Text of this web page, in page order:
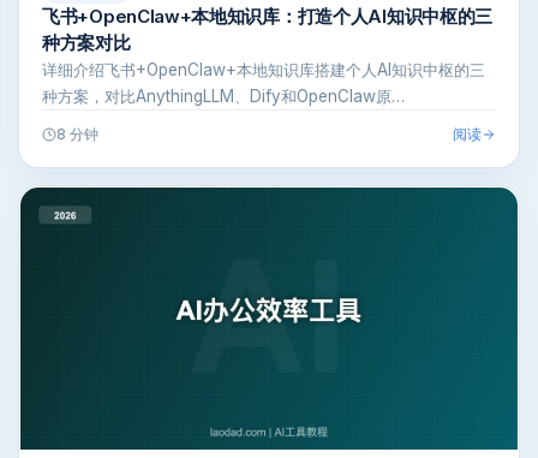
飞书+OpenClaw+本地知识库：打造个人AI知识中枢的三
种方案对比
详细介绍飞书+OpenClaw+本地知识库搭建个人AI知识中枢的三
种方案，对比AnythingLLM、Dify和OpenClaw原…
8 分钟 阅读